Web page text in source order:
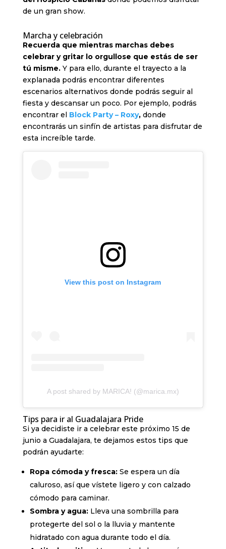
de un gran show.
Marcha y celebración
Recuerda que mientras marchas debes
celebrar y gritar lo orgullose que estás de ser
tú misme.Y para ello, durante el trayecto a la
explanada podrás encontrar diferentes
escenarios alternativos donde podrás seguir al
fiesta y descansar un poco. Por ejemplo, podrás
encontrar el Block Party – Roxy,donde
encontrarás un sinfín de artistas para disfrutar de
esta increíble tarde.
View this post on Instagram
A post shared by MARICA! (@marica.mx)
Tips para ir al Guadalajara Pride
Si ya decidiste ir a celebrar este próximo 15 de
junio a Guadalajara, te dejamos estos tips que
podrán ayudarte:
Ropa cómoda y fresca:Se espera un día
caluroso, así que vístete ligero y con calzado
cómodo para caminar.
Sombra y agua:Lleva una sombrilla para
protegerte del sol o la lluvia y mantente
hidratado con agua durante todo el día.